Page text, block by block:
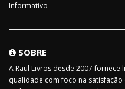
Informativo
SOBRE
A Raul Livros desde 2007
qualidade com foco na